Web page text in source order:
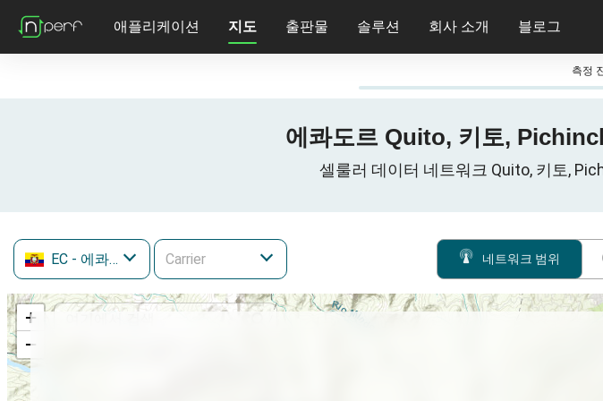
애플리케이션 지도 출판물 솔루션 회사 소개 블로그
측정
에콰도르 Quito, 키토,
셀룰러 데이터 네트워크 Quito, 키토,
EC - 에콰도르 네트워크 범위
+
−